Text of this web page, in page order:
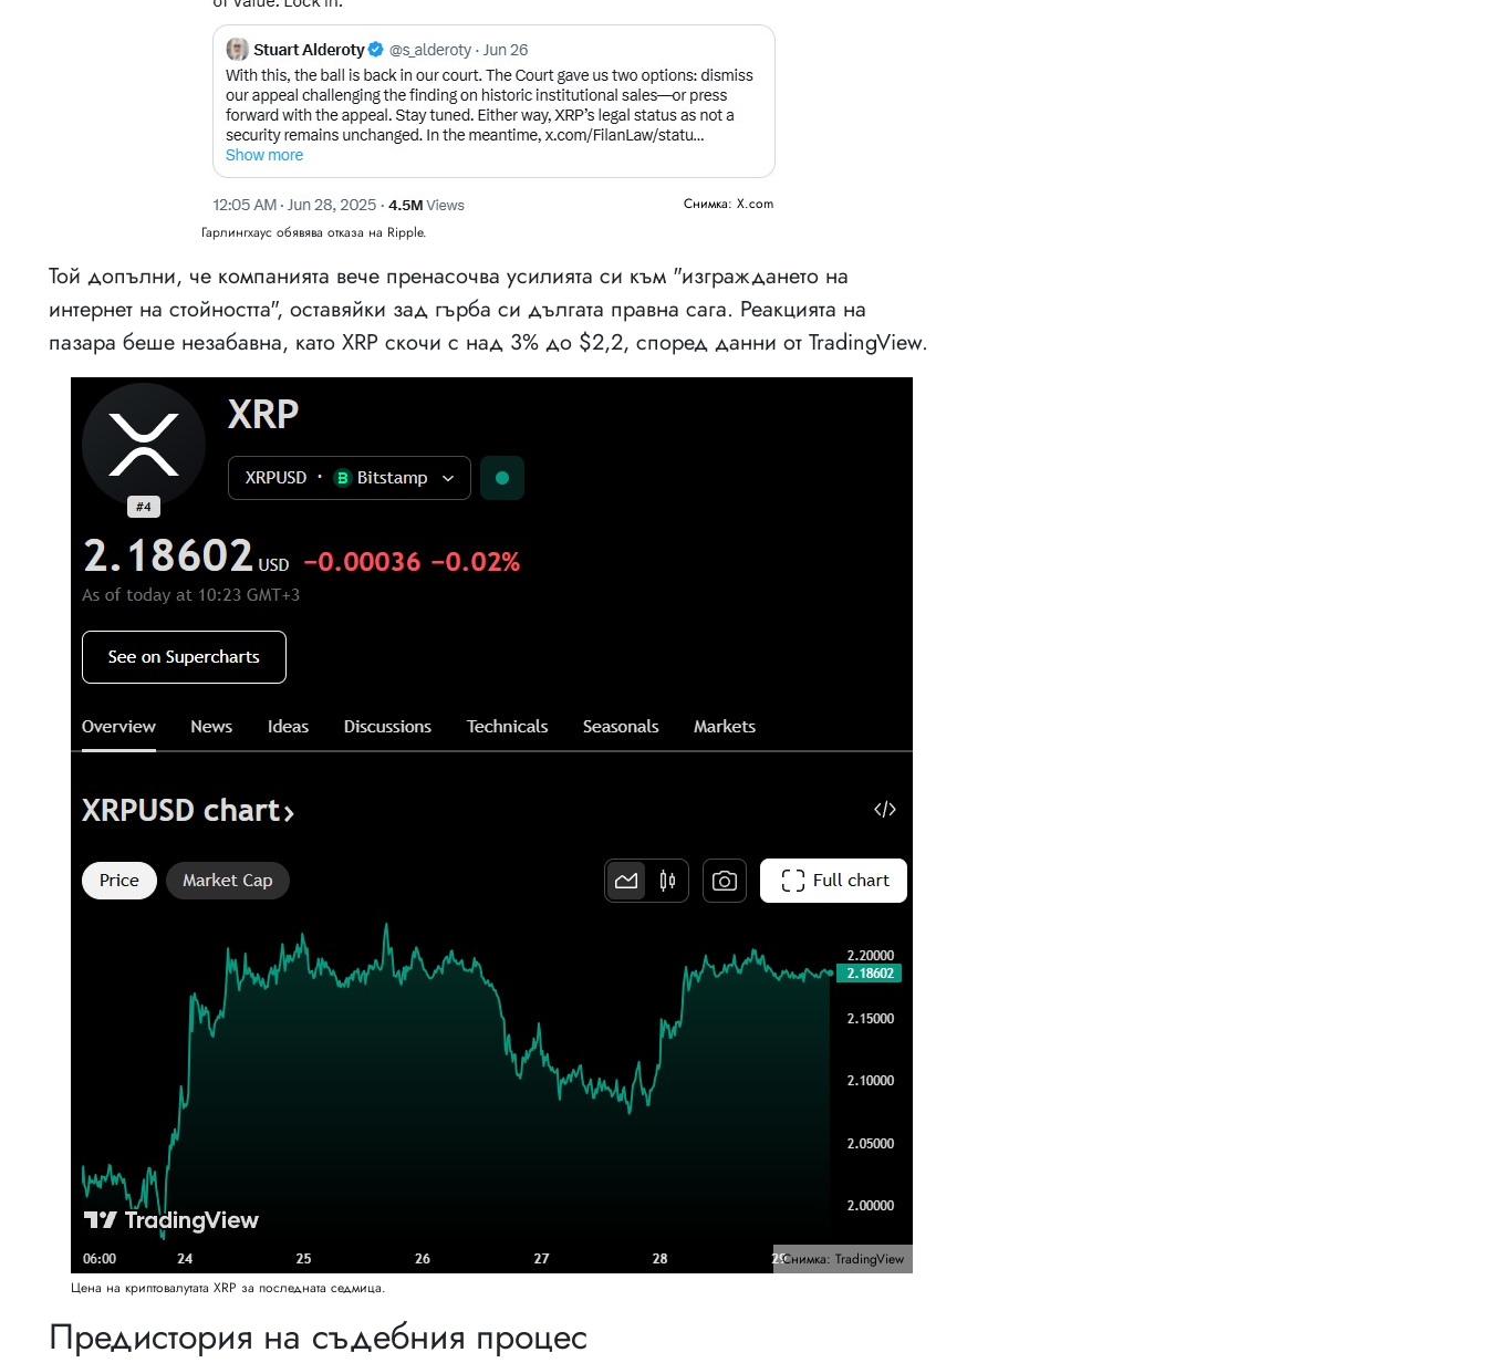
Снимка: X.com
Гарлингхаус обявява отказа на Ripple.
Той допълни, че компанията вече пренасочва усилията си към "изграждането на
интернет на стойността", оставяйки зад гърба си дългата правна сага. Реакцията на
пазара беше незабавна, като XRP скочи с над 3% до $2,2, според данни от TradingView.
Снимка: TradingView
Цена на криптовалутата XRP за последната седмица.
Предистория на съдебния процес